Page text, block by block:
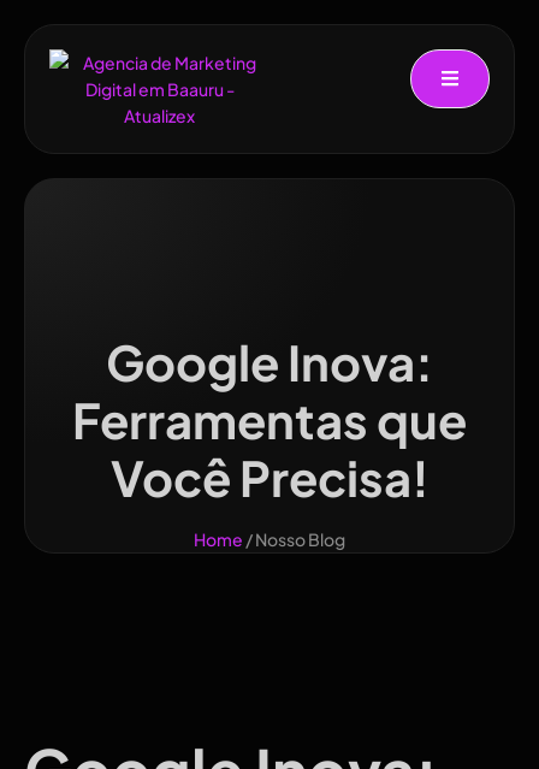
Google Inova:
Ferramentas que
Você Precisa!
Home / Nosso Blog